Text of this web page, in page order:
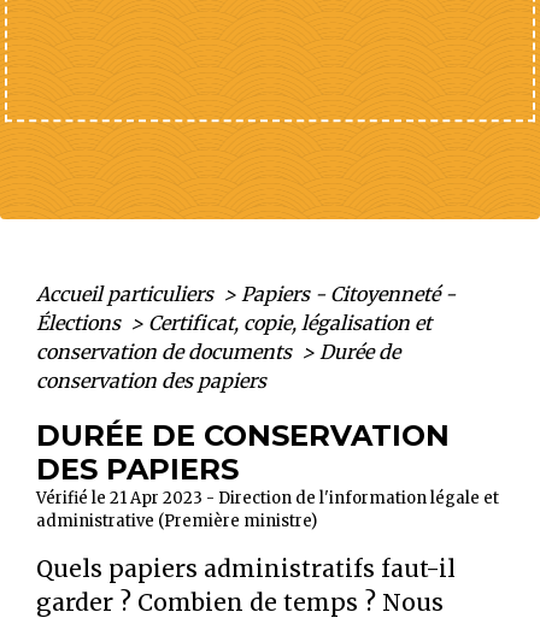
Accueil particuliers > Papiers - Citoyenneté -
Élections > Certificat, copie, légalisation et
conservation de documents > Durée de
conservation des papiers
DURÉE DE CONSERVATION
DES PAPIERS
Vérifié le 21 Apr 2023 - Direction de l'information légale et
administrative (Première ministre)
Quels papiers administratifs faut-il
garder ? Combien de temps ? Nous